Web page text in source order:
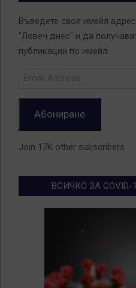
Въведете своя имейл
"Ловеч днес" и да
публикации по имейл.
Абониране
Join 17K other subscribers
ВСИЧКО ЗА